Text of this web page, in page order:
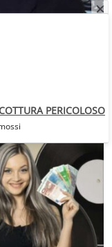
luce: la casa
PERICOLOSO